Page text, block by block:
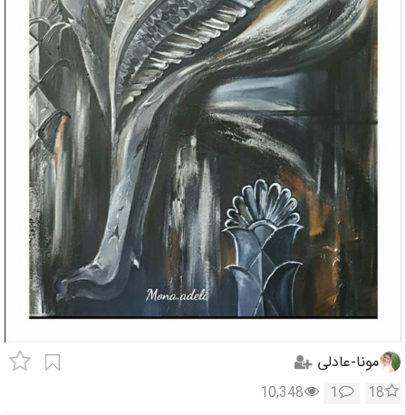
مونا-عادلی
18
1
10,348